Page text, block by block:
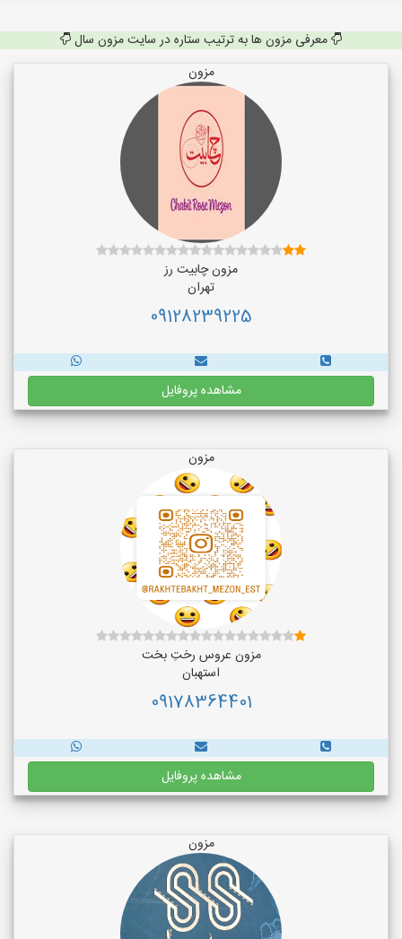
معرفی مزون ها به ترتیب ستاره در سایت مزون سال
مزون
مزون چابیت رز
تهران
09128239225
مشاهده پروفایل
مزون
مزون عروس رختِ بخت
استهبان
09178364401
مشاهده پروفایل
مزون